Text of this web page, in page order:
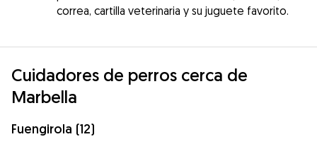
correa, cartilla veterinaria y su juguete favorito.
Cuidadores de perros cerca de
Marbella
Fuengirola (12)